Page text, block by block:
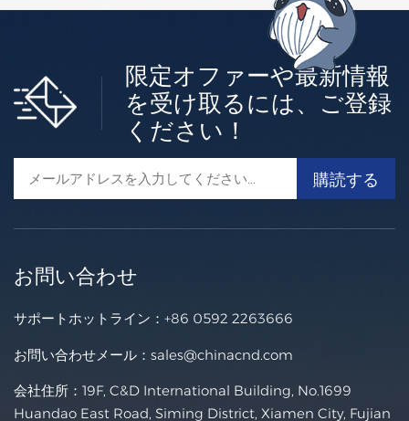
太陽光発電用スタンディングシーム屋根設置システム
立ちはぜ屋根用ソーラーパネル取り付けブラケット＆シス
テム これは、立ちはぜ構造の金属屋根向けに設計された、
ンです。 プロジェクトサイト： 金属板 財団： クリップ
2500mm 適用モジュール: フレーム付きまたはフレーム
もっと +
限定オファーや最新情報
を受け取るには、ご登録
ください！
お問い合わせ
サポートホットライン： +86 0592 2263666
お問い合わせメール： sales@chinacnd.com
会社住所：19F, C&D International Building, No.1699
Huandao East Road, Siming District, Xiamen City, Fujian